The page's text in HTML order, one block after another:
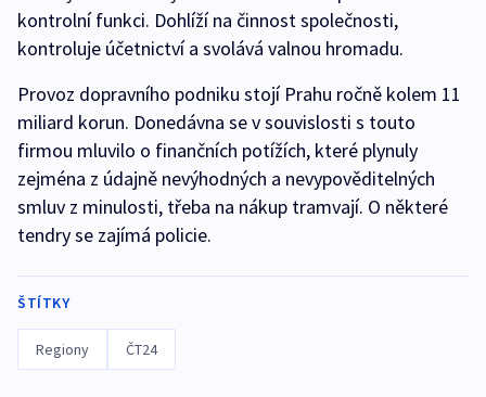
kontrolní funkci. Dohlíží na činnost společnosti,
kontroluje účetnictví a svolává valnou hromadu.
Provoz dopravního podniku stojí Prahu ročně kolem 11
miliard korun. Donedávna se v souvislosti s touto
firmou mluvilo o finančních potížích, které plynuly
zejména z údajně nevýhodných a nevypověditelných
smluv z minulosti, třeba na nákup tramvají. O některé
tendry se zajímá policie.
ŠTÍTKY
Regiony ČT24